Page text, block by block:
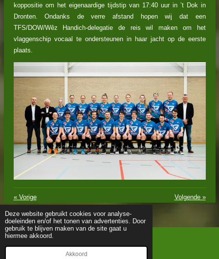
Deze website gebruikt cookies voor analyse-
doeleinden en/of het tonen van advertenties. Door
gebruik te blijven maken van de site gaat u
hiermee akkoord.
Akkoord
koppositie om het eigenaardige tijdstip van 17:40 uur in ’t Dok in
Dronten. Ondanks de verre afstand hopen wij dat een
TFS/DOW/Wêz Handich-delegatie de reis wil maken om het
vlaggenschip vocaal te ondersteunen in haar jacht op de eerste
plaats.
« Vorige Volgende»